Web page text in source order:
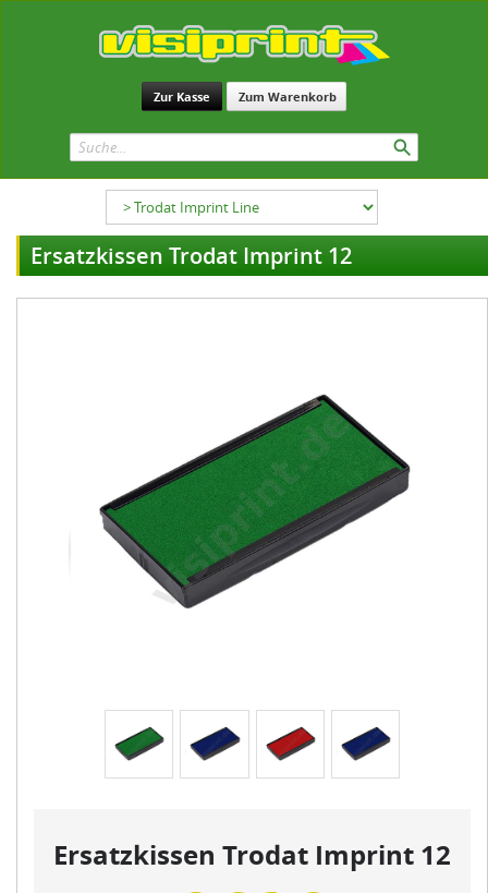
Zur Kasse Zum Warenkorb
Ersatzkissen Trodat Imprint 12
Ersatzkissen Trodat Imprint 12